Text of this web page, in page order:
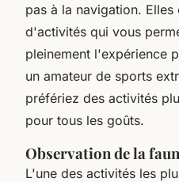
pas à la navigation.
d'activités qui vous
pleinement l'expérience
un amateur de sports
préfériez des activités
pour tous les goûts.
Observation de la
L'une des activités les